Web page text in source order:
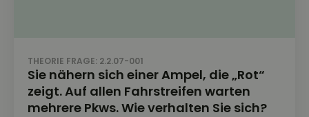
THEORIE FRAGE: 2.2.07-001
Sie nähern sich einer Ampel, die „Rot“
zeigt. Auf allen Fahrstreifen warten
mehrere Pkws. Wie verhalten Sie sich?